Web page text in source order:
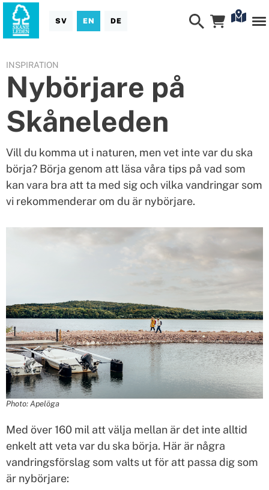
SV EN DE
INSPIRATION
Nybörjare på
Skåneleden
Vill du komma ut i naturen, men vet inte var du ska
börja? Börja genom att läsa våra tips på vad som
kan vara bra att ta med sig och vilka vandringar som
vi rekommenderar om du är nybörjare.
Photo: Apelöga
Med över 160 mil att välja mellan är det inte alltid
enkelt att veta var du ska börja. Här är några
vandringsförslag som valts ut för att passa dig som
är nybörjare: